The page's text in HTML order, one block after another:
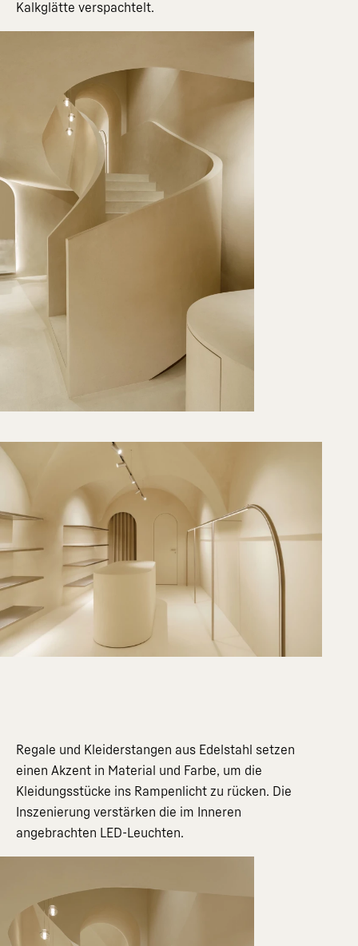
Kalkglätte verspachtelt.
Regale und Kleiderstangen aus Edelstahl setzen
einen Akzent in Material und Farbe, um die
Kleidungsstücke ins Rampenlicht zu rücken. Die
Inszenierung verstärken die im Inneren
angebrachten LED-Leuchten.